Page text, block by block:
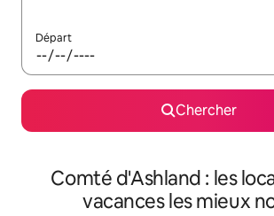
Départ
Chercher
Comté d'Ashland : les
vacances les mieux